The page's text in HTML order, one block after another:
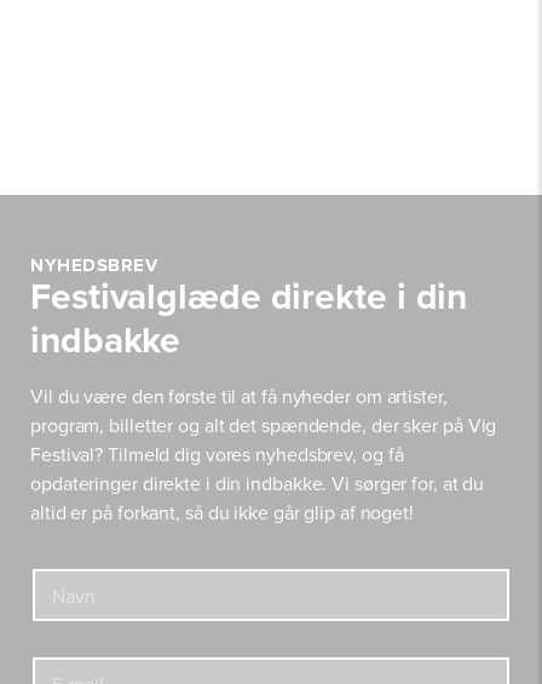
NYHEDSBREV
Festivalglæde direkte i din
indbakke
Vil du være den første til at få nyheder om artister,
program, billetter og alt det spændende, der sker på Vig
Festival? Tilmeld dig vores nyhedsbrev, og få
opdateringer direkte i din indbakke. Vi sørger for, at du
altid er på forkant, så du ikke går glip af noget!
N
E
N
v
E